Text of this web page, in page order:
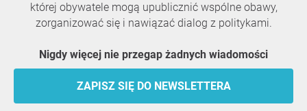
której obywatele mogą upublicznić wspólne obawy,
zorganizować się i nawiązać dialog z politykami.
Nigdy więcej nie przegap żadnych wiadomości
ZAPISZ SIĘ DO NEWSLETTERA